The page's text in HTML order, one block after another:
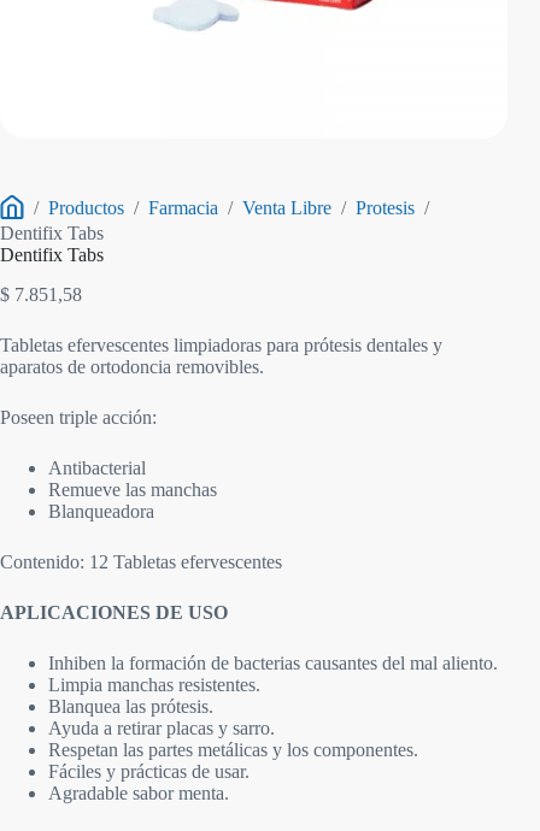
Inicio
/ Productos / Farmacia / Venta Libre / Protesis /
Dentifix Tabs
Dentifix Tabs
$ 7.851,58
Tabletas efervescentes limpiadoras para prótesis dentales y
aparatos de ortodoncia removibles.
Poseen triple acción:
Antibacterial
Remueve las manchas
Blanqueadora
Contenido: 12 Tabletas efervescentes
APLICACIONES DE USO
Inhiben la formación de bacterias causantes del mal aliento.
Limpia manchas resistentes.
Blanquea las prótesis.
Ayuda a retirar placas y sarro.
Respetan las partes metálicas y los componentes.
Fáciles y prácticas de usar.
Agradable sabor menta.